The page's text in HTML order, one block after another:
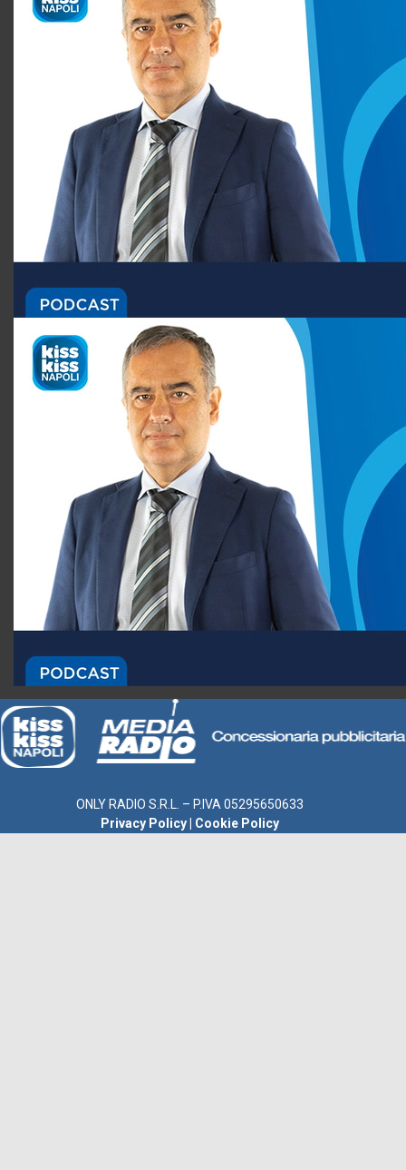
ONLY RADIO S.R.L. – P.IVA 05295650633
Privacy Policy
Cookie Policy